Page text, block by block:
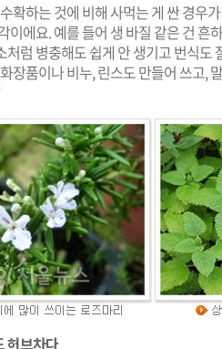
확하는 것에 비해 사먹는 게 싼 경우
이에요. 예를 들어 생 바질 같은 건 흔
처럼 병충해도 쉽게 안 생기고 번식도
장품이나 비누, 린스도 만들어 쓰고,
허브차다